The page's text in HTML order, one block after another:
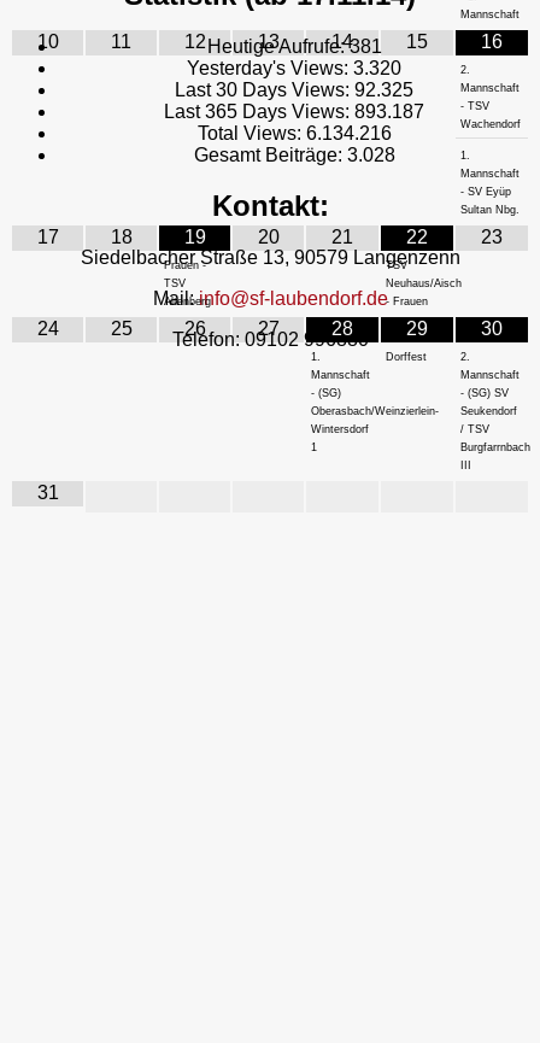
Mannschaft
10 11 12 13 14 15 16
2.
Mannschaft
- TSV
Wachendorf
1.
Mannschaft
- SV Eyüp
Sultan Nbg.
17 18 19
Frauen -
TSV
Altenberg
20 21 22
TSV
Neuhaus/Aisch
- Frauen
23
24 25 26 27 28
1.
Mannschaft
- (SG)
Oberasbach/Weinzierlein-
Wintersdorf
1
29
Dorffest
30
2.
Mannschaft
- (SG) SV
Seukendorf
/ TSV
Burgfarrnbach
31
Heutige Aufrufe:381
Yesterday's Views: 3.320
Last 30 Days Views: 92.325
Last 365 Days Views: 893.187
Total Views: 6.134.216
Gesamt Beiträge: 3.028
Kontakt:
Siedelbacher Straße 13, 90579 Langenzenn
Mail:info@sf-laubendorf.de
Telefon: 09102 996880